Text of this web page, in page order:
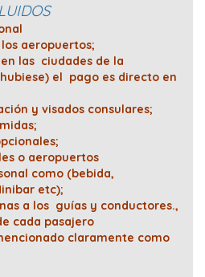
aeropuertos;
las ciudades de la
el pago es directo en
y visados consulares;
o aeropuertos
como (bebida,
etc);
a los guías y conductores.,
cada pasajero
claramente como